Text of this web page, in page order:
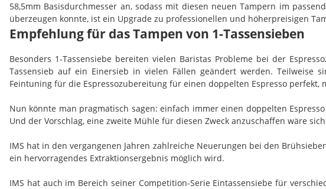
58,5mm Basisdurchmesser an, sodass mit diesen neuen Tampern im
überzeugen konnte, ist ein Upgrade zu professionellen und höherpreisigen
Empfehlung für das Tampen von 1-Tassensieben
Besonders 1-Tassensiebe bereiten vielen Baristas Probleme bei der
Tassensieb auf ein Einersieb in vielen Fällen geändert werden. Teilweise
Feintuning für die Espressozubereitung für einen doppelten Espresso
Nun könnte man pragmatisch sagen: einfach immer einen doppelten
Und der Vorschlag, eine zweite Mühle für diesen Zweck anzuschaffen wäre
IMS hat in den vergangenen Jahren zahlreiche Neuerungen bei den
ein hervorragendes Extraktionsergebnis möglich wird.
IMS hat auch im Bereich seiner Competition-Serie Eintassensiebe für